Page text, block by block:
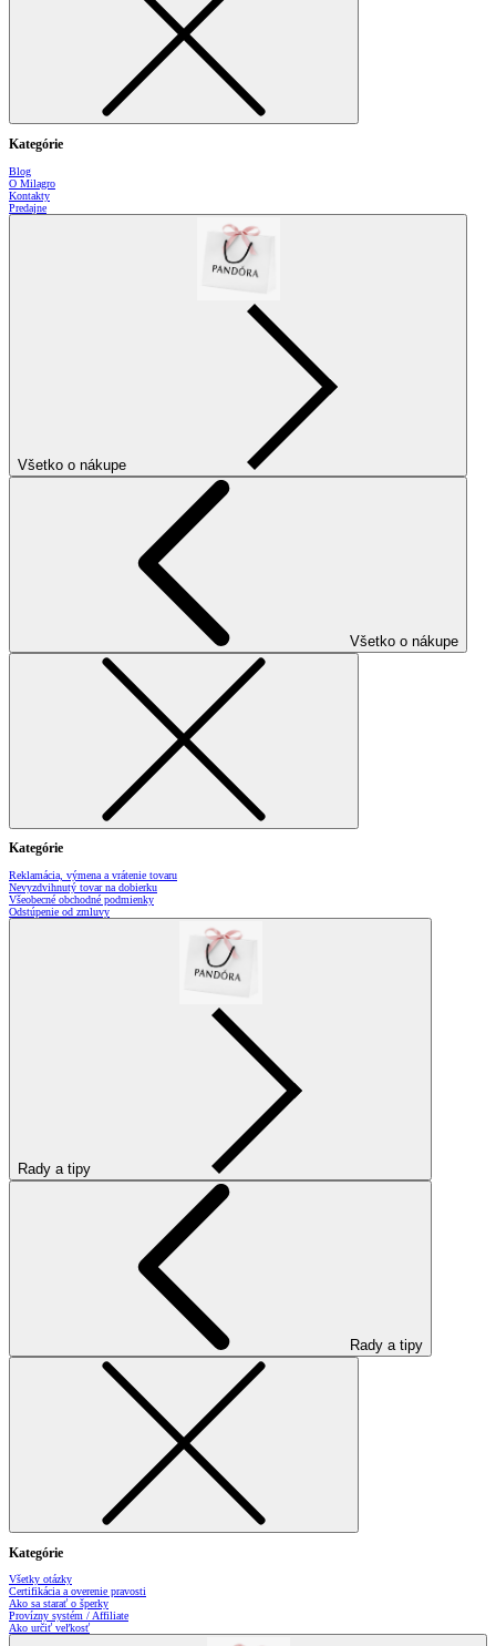
Kategórie
Blog
O Milagro
Kontakty
Predajne
Všetko o nákupe
Všetko o nákupe
Kategórie
Reklamácia, výmena a vrátenie tovaru
Nevyzdvihnutý tovar na dobierku
Všeobecné obchodné podmienky
Odstúpenie od zmluvy
Rady a tipy
Rady a tipy
Kategórie
Všetky otázky
Certifikácia a overenie pravosti
Ako sa starať o šperky
Provízny systém / Affiliate
Ako určiť veľkosť